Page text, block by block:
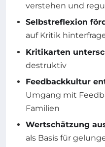
verstehen und
Selbstreflexion
auf Kritik
Kritikarten
destruktiv
Feedbackkultur
Umgang mit
Familien
Wertschätzung
als Basis für